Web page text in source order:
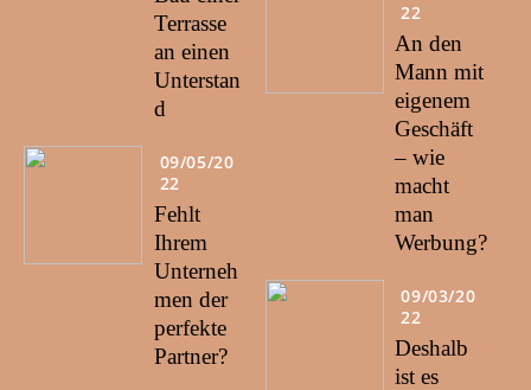
Terrasse
an einen
Unterstan
d
09/05/20
22
Fehlt
Ihrem
Unterneh
men der
perfekte
Partner?
22
An den
Mann mit
eigenem
Geschäft
– wie
macht
man
Werbung?
09/03/20
22
Deshalb
ist es